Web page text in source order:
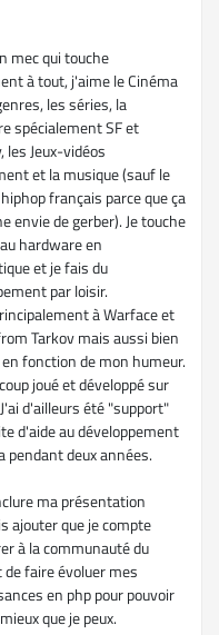
mec qui touche
à tout, j'aime le Cinéma
les séries, la
spécialement SF et
les Jeux-vidéos
et la musique (sauf le
français parce que ça
envie de gerber). Je touche
hardware en
et je fais du
par loisir.
à Warface et
Tarkov mais aussi bien
fonction de mon humeur.
joué et développé sur
d'ailleurs été "support"
d'aide au développement
pendant deux années.
ma présentation
ajouter que je compte
à la communauté du
faire évoluer mes
en php pour pouvoir
que je peux.